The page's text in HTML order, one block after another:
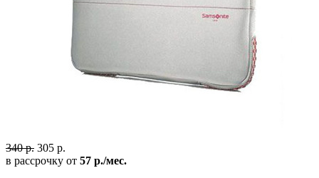
340 р. 305 р.
в рассрочку от 57 р./мес.